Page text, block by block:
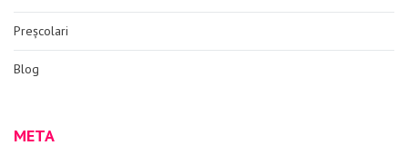
Preșcolari
Blog
META